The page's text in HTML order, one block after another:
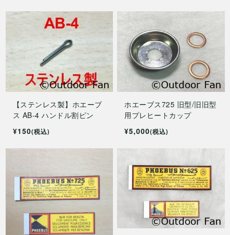
【ステンレス製】ホエーブ
ス AB-4 ハンドル割ピン
¥150(税込)
ホエーブス725 旧型/旧旧型
用プレヒートカップ
¥5,000(税込)